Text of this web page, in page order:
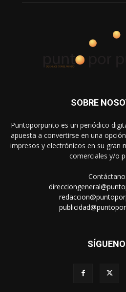
SOBRE
Puntoporpunto es un periódico
apuesta a convertirse en una
impresos y electrónicos en su gran
comerciales y/o